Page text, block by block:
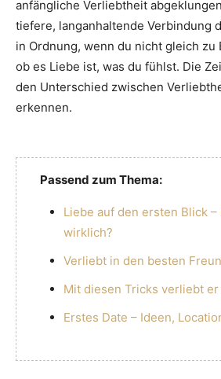
anfängliche Verliebtheit
tiefere, langanhaltende Verbindung
in Ordnung, wenn du nicht gleich zu
ob es Liebe ist, was du fühlst. Die
den Unterschied zwischen
erkennen.
Passend zum Thema:
Liebe auf den ersten Blick –
wirklich?
Verliebt in den besten
Mit diesen Tricks verliebt
Erstes Date – Ideen,